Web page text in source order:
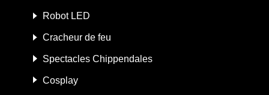
Robot LED
Cracheur de feu
Spectacles Chippendales
Cosplay